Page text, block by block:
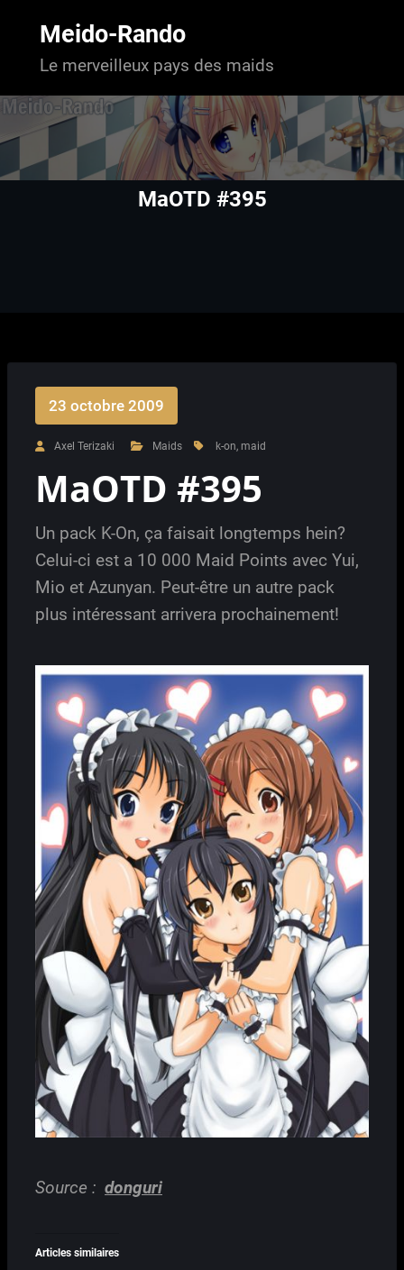
Meido-Rando
Le merveilleux pays des maids
MaOTD #395
23 octobre 2009
Axel Terizaki Maids k-on, maid
MaOTD #395
Un pack K-On, ça faisait longtemps hein?
Celui-ci est a 10 000 Maid Points avec Yui,
Mio et Azunyan. Peut-être un autre pack
plus intéressant arrivera prochainement!
Source : donguri
Articles similaires